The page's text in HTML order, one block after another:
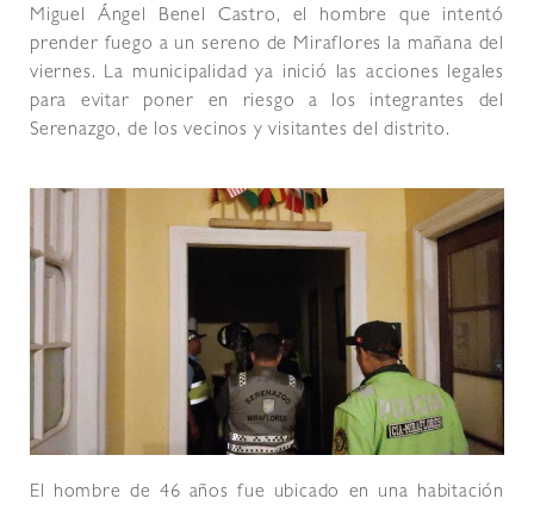
Miguel Ángel Benel Castro, el hombre que intentó
prender fuego a un sereno de Miraflores la mañana del
viernes. La municipalidad ya inició las acciones legales
para evitar poner en riesgo a los integrantes del
Serenazgo, de los vecinos y visitantes del distrito.
El hombre de 46 años fue ubicado en una habitación